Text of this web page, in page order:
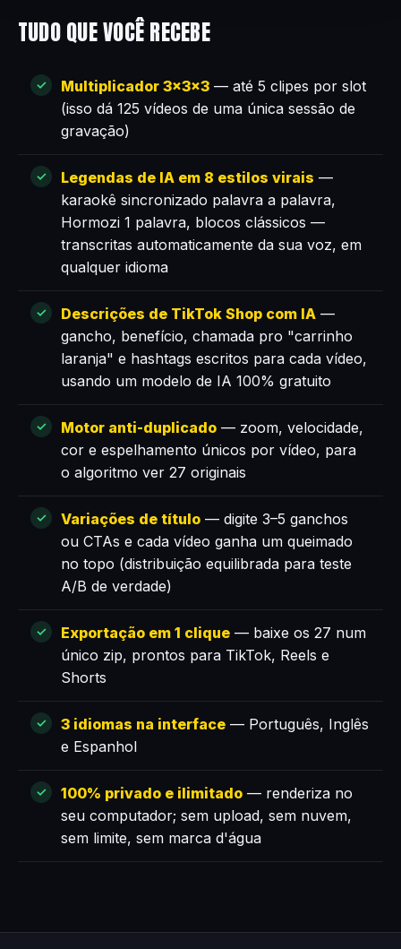
TUDO QUE VOCÊ RECEBE
Multiplicador 3×3×3 — até 5 clipes por slot
(isso dá 125 vídeos de uma única sessão de
gravação)
Legendas de IA em 8 estilos virais —
karaokê sincronizado palavra a palavra,
Hormozi 1 palavra, blocos clássicos —
transcritas automaticamente da sua voz, em
qualquer idioma
Descrições de TikTok Shop com IA —
gancho, benefício, chamada pro "carrinho
laranja" e hashtags escritos para cada vídeo,
usando um modelo de IA 100% gratuito
Motor anti-duplicado — zoom, velocidade,
cor e espelhamento únicos por vídeo, para
o algoritmo ver 27 originais
Variações de título — digite 3–5 ganchos
ou CTAs e cada vídeo ganha um queimado
no topo (distribuição equilibrada para teste
A/B de verdade)
Exportação em 1 clique — baixe os 27 num
único zip, prontos para TikTok, Reels e
Shorts
3 idiomas na interface — Português, Inglês
e Espanhol
100% privado e ilimitado — renderiza no
seu computador; sem upload, sem nuvem,
sem limite, sem marca d'água